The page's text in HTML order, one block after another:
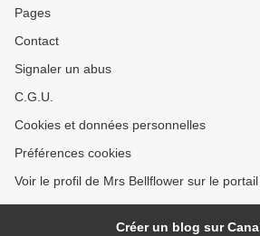
Pages
Contact
Signaler un abus
C.G.U.
Cookies et données personnelles
Préférences cookies
Voir le profil de Mrs Bellflower sur le
Créer un blog sur